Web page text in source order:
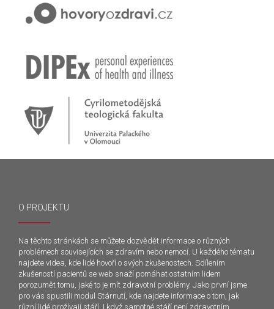
Zkušenosti rodičů dětí s epilepsií
Začínáme nové téma! Sluchová vada u dětí
O PROJEKTU
Na těchto stránkách se můžete dozvědět informace o různých
problémech souvisejících se zdravím nebo nemocí. U každého tématu
najdete videa, kde lidé hovoří o svých zkušenostech. Sdílením
zkušeností pacientů se web snaží pomáhat ostatním lidem
porozumět tomu, jaké to je mít zdravotní problémy. Jako první jsme
pro vás spustili modul Stárnutí, kde najdete informace o tom, jak
různí lidé prožívají stáří. I když samotné stáří není zdravotním